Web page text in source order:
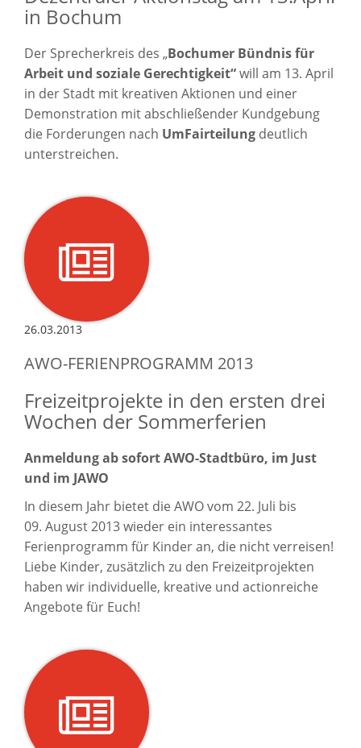
in Bochum
Der Sprecherkreis des „Bochumer Bündnis für
Arbeit und soziale Gerechtigkeit“will am 13. April
in der Stadt mit kreativen Aktionen und einer
Demonstration mit abschließender Kundgebung
die Forderungen nach UmFairteilung deutlich
unterstreichen.
26.03.2013
AWO-FERIENPROGRAMM 2013
Freizeitprojekte in den ersten drei
Wochen der Sommerferien
Anmeldung ab sofort AWO-Stadtbüro, im Just
und im JAWO
In diesem Jahr bietet die AWO vom 22. Juli bis
09. August 2013 wieder ein interessantes
Ferienprogramm für Kinder an, die nicht verreisen!
Liebe Kinder, zusätzlich zu den Freizeitprojekten
haben wir individuelle, kreative und actionreiche
Angebote für Euch!